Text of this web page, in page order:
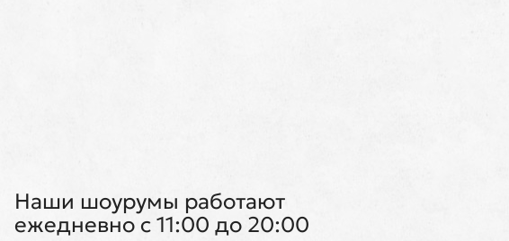
Наши шоурумы работают
ежедневно с 11:00 до 20:00